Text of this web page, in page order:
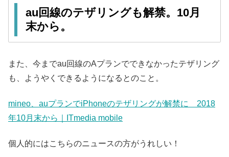
au回線のテザリングも解禁。10月
末から。
また、今までau回線のAプランでできなかったテザリング
も、ようやくできるようになるとのこと。
mineo、auプランでiPhoneのテザリングが解禁に 2018
年10月末から｜ITmedia mobile
個人的にはこちらのニュースの方がうれしい！